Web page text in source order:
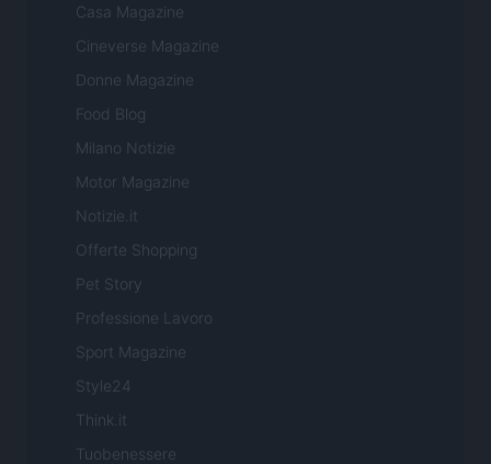
Casa Magazine
Cineverse Magazine
Donne Magazine
Food Blog
Milano Notizie
Motor Magazine
Notizie.it
Offerte Shopping
Pet Story
Professione Lavoro
Sport Magazine
Style24
Think.it
Tuobenessere